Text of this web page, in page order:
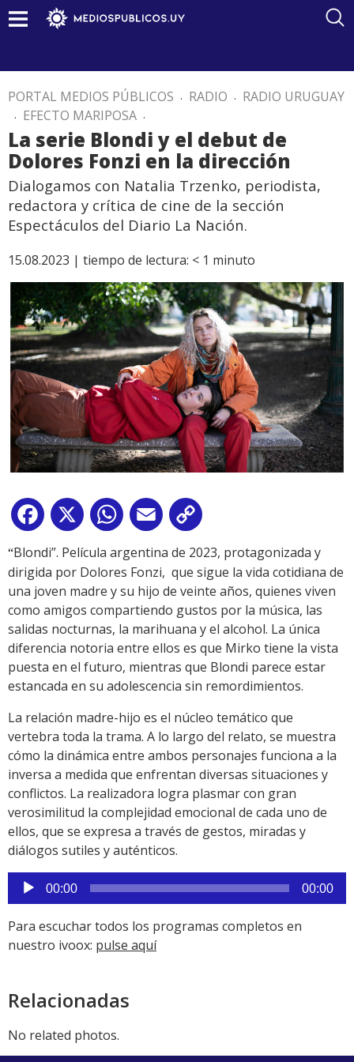
PORTAL MEDIOS PÚBLICOS . RADIO . RADIO URUGUAY
. EFECTO MARIPOSA .
La serie Blondi y el debut de
Dolores Fonzi en la dirección
Dialogamos con Natalia Trzenko, periodista,
redactora y crítica de cine de la sección
Espectáculos del Diario La Nación.
15.08.2023 | tiempo de lectura: < 1 minuto
Facebook
X WhatsApp
Email
Link
“Blondi”. Película argentina de 2023, protagonizada y
dirigida por Dolores Fonzi, que sigue la vida cotidiana de
una joven madre y su hijo de veinte años, quienes viven
como amigos compartiendo gustos por la música, las
salidas nocturnas, la marihuana y el alcohol. La única
diferencia notoria entre ellos es que Mirko tiene la vista
puesta en el futuro, mientras que Blondi parece estar
estancada en su adolescencia sin remordimientos.
La relación madre-hijo es el núcleo temático que
vertebra toda la trama. A lo largo del relato, se muestra
cómo la dinámica entre ambos personajes funciona a la
inversa a medida que enfrentan diversas situaciones y
conflictos. La realizadora logra plasmar con gran
verosimilitud la complejidad emocional de cada uno de
ellos, que se expresa a través de gestos, miradas y
diálogos sutiles y auténticos.
Reproductor
de
audio
00:00 00:00
Para escuchar todos los programas completos en
nuestro ivoox: pulse aquí
Relacionadas
No related photos.